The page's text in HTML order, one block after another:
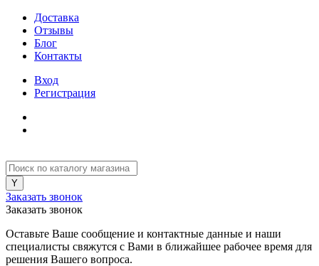
Доставка
Отзывы
Блог
Контакты
Вход
Регистрация
Заказать звонок
Заказать звонок
Оставьте Ваше сообщение и контактные данные и наши
специалисты свяжутся с Вами в ближайшее рабочее время для
решения Вашего вопроса.